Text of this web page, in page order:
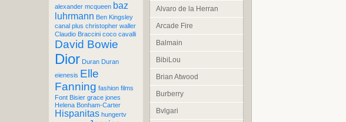
alexander mcqueen baz
luhrmann Ben Kingsley
canal plus christopher waller
Claudio Braccini coco cavalli
David Bowie
Dior Duran Duran
eienesis Elle
Fanning fashion films
Font Bisier grace jones
Helena Bonham-Carter
Hispanitas hungertv
Alvaro de la Herran
Arcade Fire
Balmain
BibiLou
Brian Atwood
Burberry
Bvlgari